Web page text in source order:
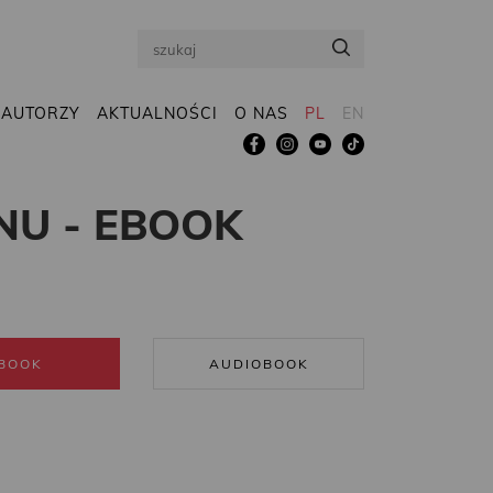
Search
AUTORZY AKTUALNOŚCI O NAS PL EN
- EBOOK
AUDIOBOOK